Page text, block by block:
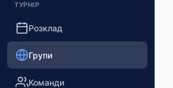
ТУРНІР
Розклад
Групи
Команди